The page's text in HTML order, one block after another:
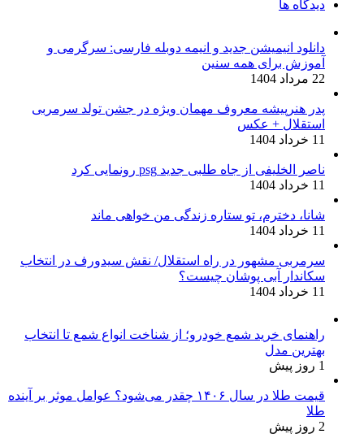
دیدگاه ها
دانلود انیمیشن جدید و انیمه دوبله فارسی: سرگرمی و
آموزش برای همه سنین
22 مرداد 1404
پدر هنرپیشه معروف مهمان ویژه در جشن تولد سرمربی
استقلال + عکس
11 خرداد 1404
ناصر الخلیفی از جاه طلبی جدید psg رونمایی کرد
11 خرداد 1404
شانا، دخترم، تو ستاره زندگی من خواهی ماند
11 خرداد 1404
سرمربی مشهور در راه استقلال/ نقش سیدورف در انتخاب
سکاندار آبی پوشان چیست؟
11 خرداد 1404
راهنمای خرید شمع خودرو؛ از شناخت انواع شمع تا انتخاب
بهترین مدل
1 روز پیش
قیمت طلا در سال ۱۴۰۶ چقدر می‌شود؟ عوامل موثر بر آینده
طلا
2 روز پیش